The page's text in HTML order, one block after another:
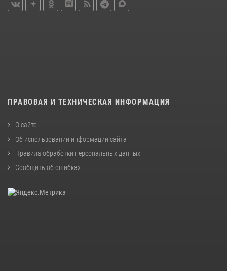
ПРАВОВАЯ И ТЕХНИЧЕСКАЯ ИНФОРМАЦИЯ
О сайте
Об использовании информации сайта
Правила обработки персональных данных
Сообщить об ошибках